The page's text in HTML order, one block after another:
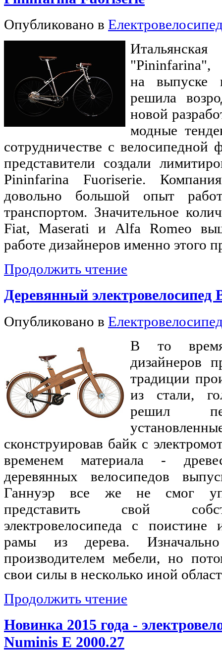
Опубликовано в
"Pininfarina",
на выпуске
решила
новой
модные
сотрудничестве с
представители создали
Pininfarina Fuoriserie.
довольно большой опыт
транспортом. Значительное
Fiat, Maserati и Alfa Romeo
работе дизайнеров именно этого
Продолжить чтение
Деревянный электровелосипед
Опубликовано в
В то
дизайнеров
традиции
из стали,
решил
сконструировав байк с
временем материала -
деревянных велосипедов
Ганнуэр все же не смог
представить свой
электровелосипеда с поистине
рамы из дерева.
производителем мебели, но
свои силы в несколько иной
Продолжить чтение
Новинка 2015 года -
Numinis E 2000.27